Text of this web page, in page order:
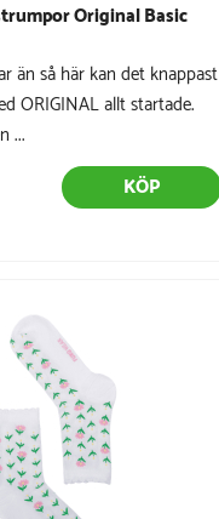
Original Basic
än så här kan det knappast
ORIGINAL allt startade.
...
KÖP